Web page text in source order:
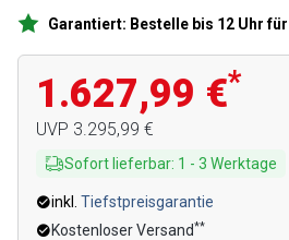
Garantiert: Bestelle bis 12 Uhr
1.627,99 €*
UVP 3.295,99 €
Sofort lieferbar: 1 - 3 Werktage
inkl. Tiefstpreisgarantie
Kostenloser Versand**